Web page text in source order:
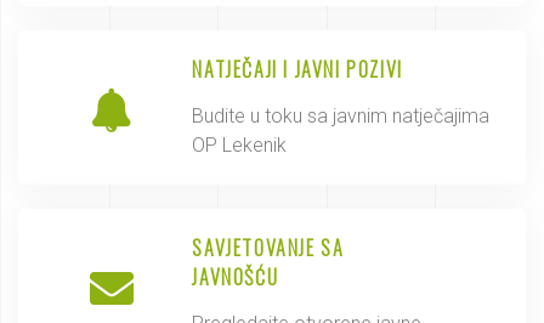
NATJEČAJI I JAVNI POZIVI
Budite u toku sa javnim natječajima
OP Lekenik
SAVJETOVANJE SA
JAVNOŠĆU